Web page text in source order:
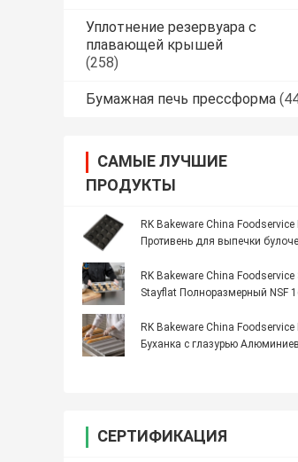
Уплотнение резервуара с
плавающей крышей
(258)
Бумажная печь прессформа
САМЫЕ ЛУЧШИЕ
ПРОДУКТЫ
RK Bakeware China Foodservice
Противень для выпечки
покрытием Противень для
булочек для хот-догов
RK Bakeware China
Stayflat Полноразмерный NSF
Алюминиевый противень для
RK Bakeware China Foodservice
Буханка с глазурью
СЕРТИФИКАЦИЯ